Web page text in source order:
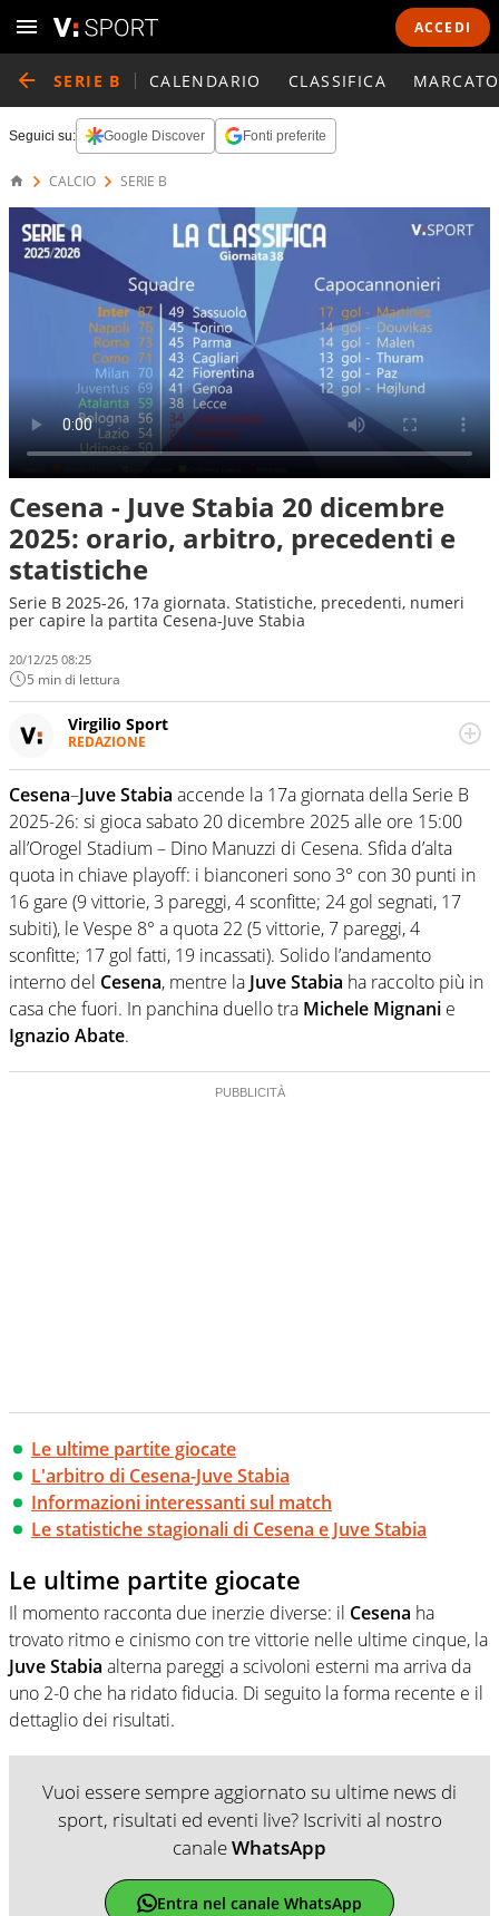
ACCEDI
SERIE B CALENDARIO CLASSIFICA
Seguici su: Google Discover Fonti preferite
CALCIO SERIE B
Cesena - Juve Stabia 20 dicembre
2025: orario, arbitro, precedenti e
statistiche
Serie B 2025-26, 17a giornata. Statistiche, precedenti, numeri
per capire la partita Cesena-Juve Stabia
20/12/25 08:25
5 min di lettura
Virgilio Sport
REDAZIONE
appassionato su tutto il mondo dello sport. Calcio,
calciomercato, F1, Motomondiale ma anche tennis,
volley, basket: su Virgilio Sport i tifosi e gli appassionati
sanno che troveranno sempre copertura completa e
zero faziosità. La squadra di Virgilio Sport è formata da
giornalisti ed esperti di sport abili sia nel gioco di
rimessa quando intercettano le notizie e le rilanciano
verso la rete, sia nella costruzione dal basso quando
creano contenuti 100% originali ed esclusivi.
Cesena–Juve Stabia accende la 17a giornata della Serie B
2025-26: si gioca sabato 20 dicembre 2025 alle ore 15:00
all’Orogel Stadium – Dino Manuzzi di Cesena. Sfida d’alta
quota in chiave playoff: i bianconeri sono 3° con 30 punti in
16 gare (9 vittorie, 3 pareggi, 4 sconfitte; 24 gol segnati, 17
subiti), le Vespe 8° a quota 22 (5 vittorie, 7 pareggi, 4
sconfitte; 17 gol fatti, 19 incassati). Solido l’andamento
interno del Cesena, mentre la Juve Stabia ha raccolto più in
casa che fuori. In panchina duello tra Michele Mignani e
Ignazio Abate.
Le ultime partite giocate
L'arbitro di Cesena-Juve Stabia
Informazioni interessanti sul match
Le statistiche stagionali di Cesena e Juve Stabia
Le ultime partite giocate
Il momento racconta due inerzie diverse: il Cesena ha
trovato ritmo e cinismo con tre vittorie nelle ultime cinque, la
Juve Stabia alterna pareggi a scivoloni esterni ma arriva da
uno 2-0 che ha ridato fiducia. Di seguito la forma recente e il
dettaglio dei risultati.
Vuoi essere sempre aggiornato su ultime news di
sport, risultati ed eventi live? Iscriviti al nostro
canaleWhatsApp
Entra nel canale WhatsApp